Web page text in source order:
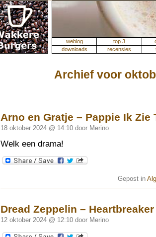
weblog top 3
downloads
recensies
Archief voor
Arno en Gratje – Pappie Ik Zie
18 oktober 2024 @ 14:10 door Merino
Welk een drama!
Gepost in
Dread Zeppelin – Heartbreaker
12 oktober 2024 @ 12:10 door Merino